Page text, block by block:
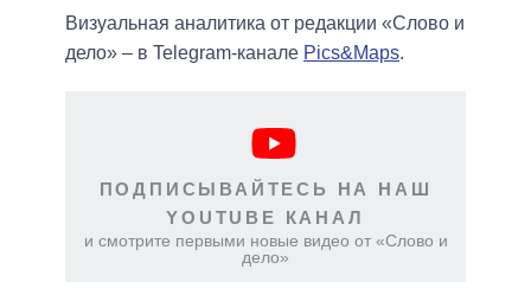
Визуальная аналитика от редакции «Слово и
дело» – в Telegram-канале Pics&Maps.
ПОДПИСЫВАЙТЕСЬ НА НАШ
YOUTUBE КАНАЛ
и смотрите первыми новые видео от «Слово и
дело»